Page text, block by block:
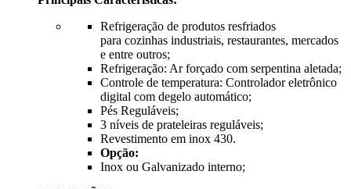
Refrigeração de produtos resfriados
para cozinhas industriais, restaurantes, mercados
e entre outros;
Refrigeração: Ar forçado com serpentina aletada;
Controle de temperatura: Controlador eletrônico
digital com degelo automático;
Pés Reguláveis;
3 níveis de prateleiras reguláveis;
Revestimento em inox 430.
Opção:
Inox ou Galvanizado interno;